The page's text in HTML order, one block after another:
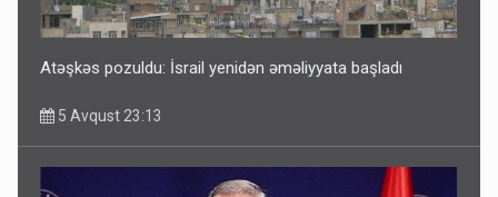
Atəşkəs pozuldu: İsrail yenidən əməliyyata başladı
5 Avqust 23:13